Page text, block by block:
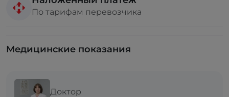
По тарифам перевозчика
Медицинские показания
Доктор